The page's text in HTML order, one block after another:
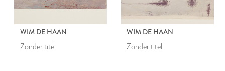
WIM DE HAAN
Zonder titel
WIM DE HAAN
Zonder titel